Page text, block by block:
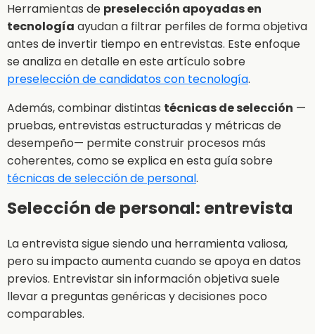
Herramientas de preselección apoyadas en
tecnología ayudan a filtrar perfiles de forma objetiva
antes de invertir tiempo en entrevistas. Este enfoque
se analiza en detalle en este artículo sobre
preselección de candidatos con tecnología.
Además, combinar distintas técnicas de selección —
pruebas, entrevistas estructuradas y métricas de
desempeño— permite construir procesos más
coherentes, como se explica en esta guía sobre
técnicas de selección de personal.
Selección de personal: entrevista
La entrevista sigue siendo una herramienta valiosa,
pero su impacto aumenta cuando se apoya en datos
previos. Entrevistar sin información objetiva suele
llevar a preguntas genéricas y decisiones poco
comparables.